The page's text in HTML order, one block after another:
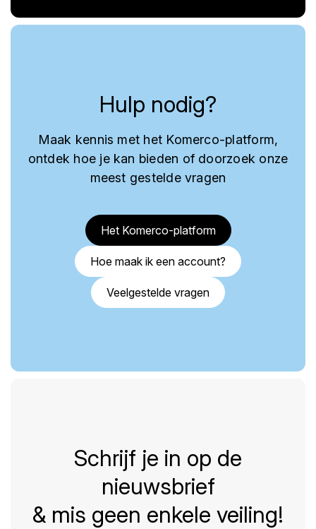
Hulp nodig?
Maak kennis met het Komerco-platform,
ontdek hoe je kan bieden of doorzoek onze
meest gestelde vragen
Het Komerco-platform
Hoe maak ik een account?
Veelgestelde vragen
Schrijf je in op de
nieuwsbrief
& mis geen enkele veiling!